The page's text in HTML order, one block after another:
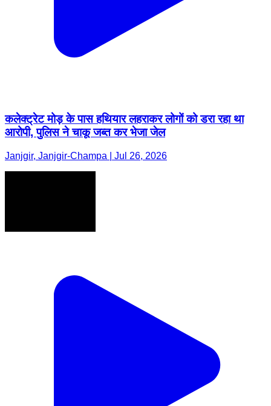
कलेक्ट्रेट मोड़ के पास हथियार लहराकर लोगों को डरा रहा था
आरोपी, पुलिस ने चाकू जब्त कर भेजा जेल
Janjgir, Janjgir-Champa | Jul 26, 2026